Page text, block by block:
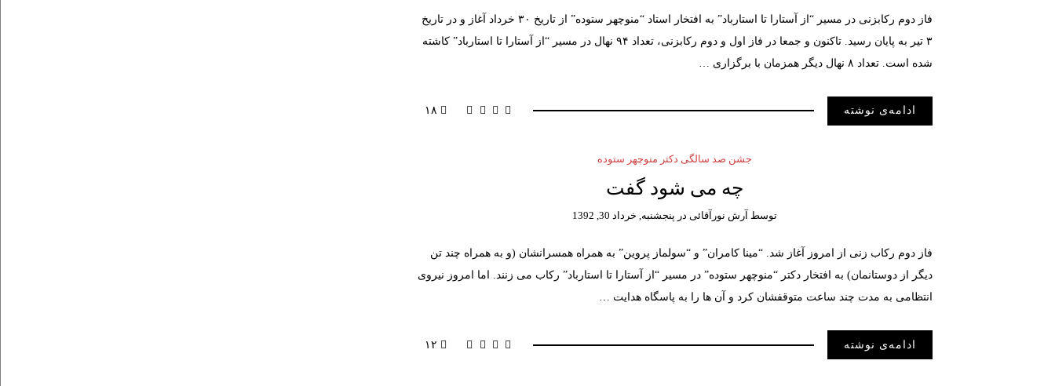
فاز دوم رکابزنی در مسیر “از آستارا تا استارباد” به افتخار استاد “منوچهر ستوده” از تاریخ ۳۰ خرداد آغاز و در تاریخ
۳ تیر به پایان رسید. تاکنون و جمعا در فاز اول و دوم رکابزنی، تعداد ۹۴ نهال در مسیر “از آستارا تا استارباد” کاشته
شده است. تعداد ۸ نهال دیگر همزمان با برگزاری …
ادامه‌ی نوشته ۱۸
جشن صد سالگی دکتر منوچهر ستوده
چه می شود گفت
توسط آرش نورآقائی در پنجشنبه, خرداد 30, 1392
فاز دوم رکاب زنی از امروز آغاز شد. “مینا کامران” و “سولماز پروین” به همراه همسرانشان (و به همراه چند تن
دیگر از دوستانمان) به افتخار دکتر “منوچهر ستوده” در مسیر “از آستارا تا استارباد” رکاب می زنند. اما امروز نیروی
انتظامی به مدت چند ساعت متوقفشان کرد و آن ها را به پاسگاه هدایت …
ادامه‌ی نوشته ۱۲